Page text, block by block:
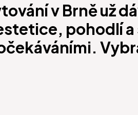
v Brně už
pohodlí a